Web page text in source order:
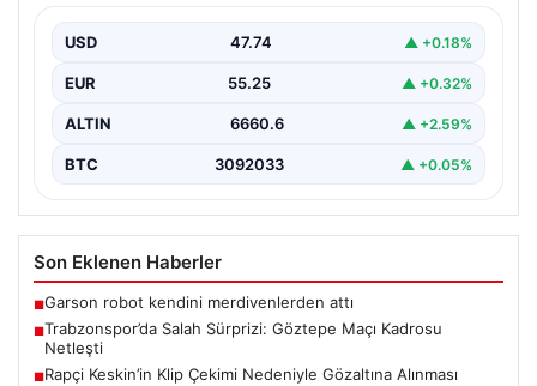
sahaya çıkacak oyuncuları açıkladı. Bu önemli mücadele,
uzun…
USD 47.74 ▲ +0.18%
EUR 55.25 ▲ +0.32%
ALTIN 6660.6 ▲ +2.59%
BTC 3092033 ▲ +0.05%
Son Eklenen Haberler
■Garson robot kendini merdivenlerden attı
■Trabzonspor’da Salah Sürprizi: Göztepe Maçı Kadrosu
Netleşti
■Rapçi Keskin’in Klip Çekimi Nedeniyle Gözaltına Alınması